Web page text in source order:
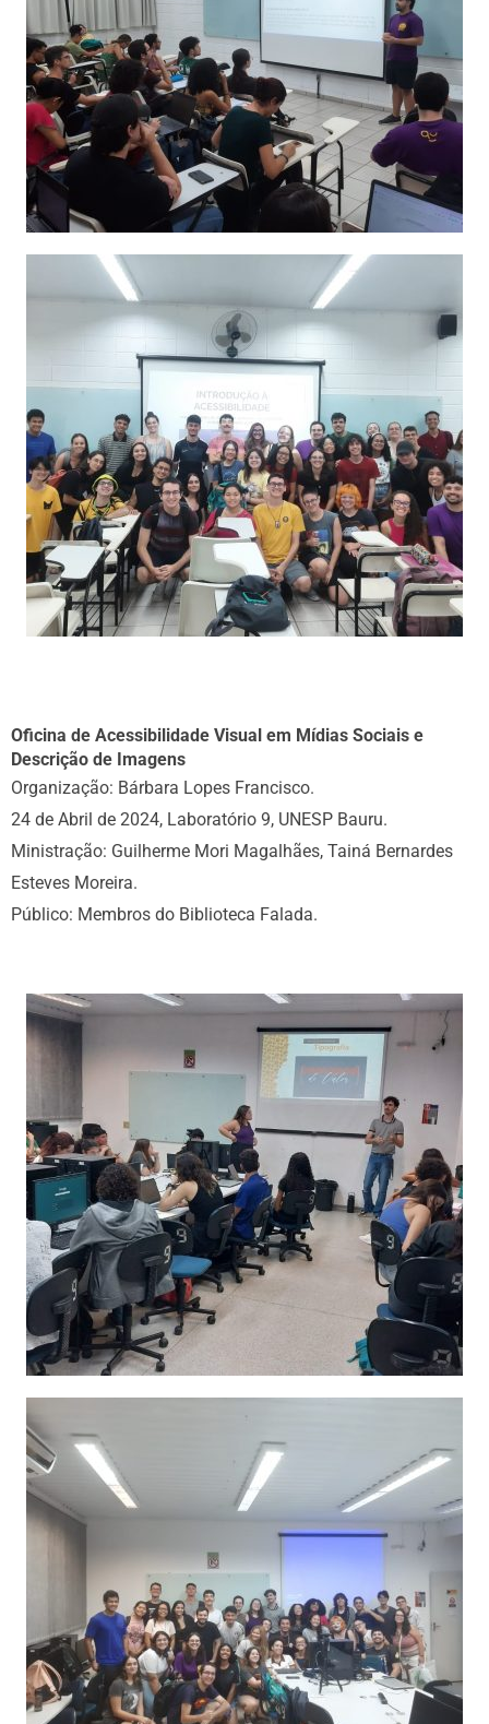
Oficina de Acessibilidade Visual em Mídias Sociais e
Descrição de Imagens
Organização: Bárbara Lopes Francisco.
24 de Abril de 2024, Laboratório 9, UNESP Bauru.
Ministração: Guilherme Mori Magalhães, Tainá Bernardes
Esteves Moreira.
Público: Membros do Biblioteca Falada.